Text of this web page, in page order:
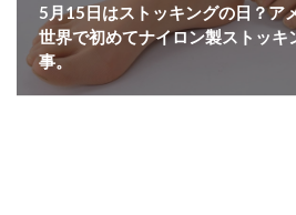
5月15日はストッキングの日？ア
世界で初めてナイロン製ストッキ
事。